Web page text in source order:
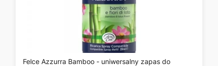
Felce Azzurra Bamboo - uniwersalny zapas do